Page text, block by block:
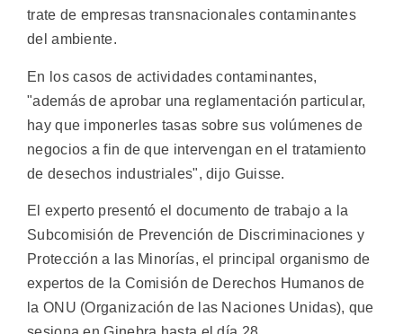
trate de empresas transnacionales contaminantes
del ambiente.
En los casos de actividades contaminantes,
"además de aprobar una reglamentación particular,
hay que imponerles tasas sobre sus volúmenes de
negocios a fin de que intervengan en el tratamiento
de desechos industriales", dijo Guisse.
El experto presentó el documento de trabajo a la
Subcomisión de Prevención de Discriminaciones y
Protección a las Minorías, el principal organismo de
expertos de la Comisión de Derechos Humanos de
la ONU (Organización de las Naciones Unidas), que